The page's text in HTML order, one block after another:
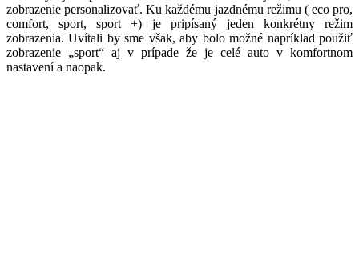
zobrazenie personalizovať. Ku každému jazdnému režimu ( eco pro,
comfort, sport, sport +) je pripísaný jeden konkrétny režim
zobrazenia. Uvítali by sme však, aby bolo možné napríklad použiť
zobrazenie „sport“ aj v prípade že je celé auto v komfortnom
nastavení a naopak.